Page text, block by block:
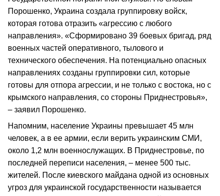
Порошенко, Украина создала группировку войск,
которая готова отразить «агрессию с любого
направления». «Сформировано 39 боевых бригад, ряд
военных частей оперативного, тылового и
технического обеспечения. На потенциально опасных
направлениях созданы группировки сил, которые
готовы для отпора агрессии, и не только с востока, но с
крымского направления, со стороны Приднестровья»,
– заявил Порошенко.
Напомним, население Украины превышает 45 млн
человек, а в ее армии, если верить украинским СМИ,
около 1,2 млн военнослужащих. В Приднестровье, по
последней переписи населения, – менее 500 тыс.
жителей. После киевского майдана одной из основных
угроз для украинской государственности называется